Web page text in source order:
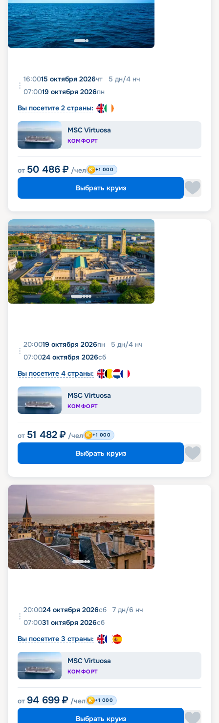
16:0015 октября 2026чт 5 дн/4 нч
07:0019 октября 2026пн
Вы посетите 2 страны:
MSC Virtuosa
КОМФОРТ
от 50 486 ₽ /чел +1 000
Выбрать круиз
20:0019 октября 2026пн 5 дн/4 нч
07:0024 октября 2026сб
Вы посетите 4 страны:
MSC Virtuosa
КОМФОРТ
от 51 482 ₽ /чел +1 000
Выбрать круиз
20:0024 октября 2026сб 7 дн/6 нч
07:0031 октября 2026сб
Вы посетите 3 страны:
MSC Virtuosa
КОМФОРТ
от 94 699 ₽ /чел +1 000
Выбрать круиз